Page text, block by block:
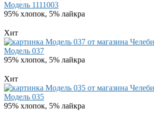
Модель 1111003
95% хлопок, 5% лайкра
Хит
Модель 037
95% хлопок, 5% лайкра
Хит
Модель 035
95% хлопок, 5% лайкра